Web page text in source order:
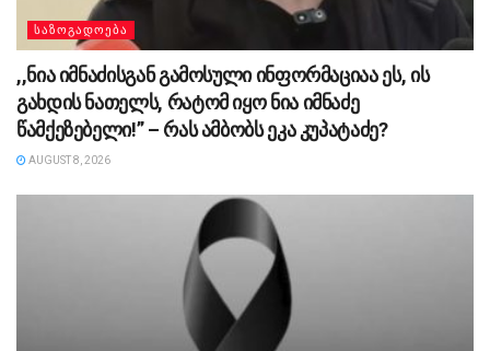
ᲡᲐᲖᲝᲒᲐᲓᲝᲔᲑᲐ
,,ნია იმნაძისგან გამოსული ინფორმაციაა ეს, ის
გახდის ნათელს, რატომ იყო ნია იმნაძე
წამქეზებელი!” – რას ამბობს ეკა კუპატაძე?
AUGUST 8, 2026